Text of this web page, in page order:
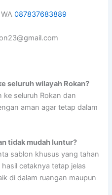
087837683889
seluruh wilayah Rokan?
ke seluruh Rokan dan
aman agar tetap dalam
tidak mudah luntur?
sablon khusus yang tahan
cetaknya tetap jelas
di dalam ruangan maupun